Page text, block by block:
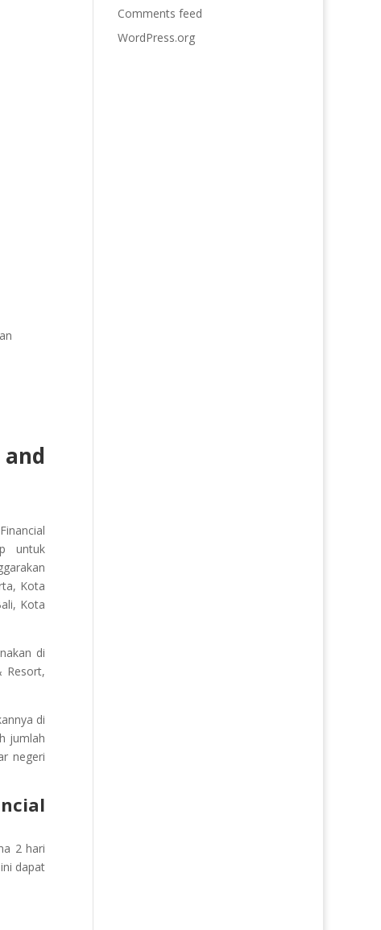
untuk
Kota
Kota
di
Resort,
di
jumlah
negeri
2 hari
dapat
Comments feed
WordPress.org